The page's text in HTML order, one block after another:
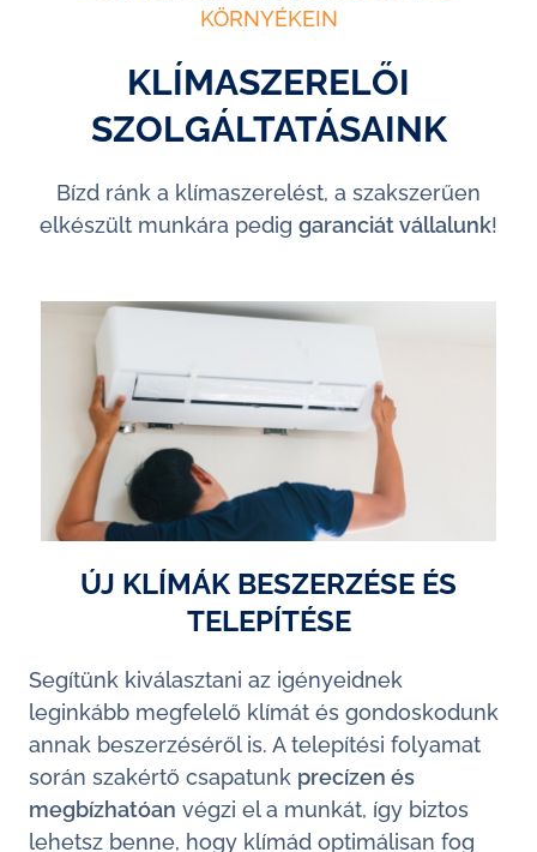
KÖRNYÉKEIN
KLÍMASZERELŐI
SZOLGÁLTATÁSAINK
Bízd ránk a klímaszerelést, a szakszerűen
elkészült munkára pedig garanciát vállalunk!
ÚJ KLÍMÁK BESZERZÉSE ÉS
TELEPÍTÉSE
Segítünk kiválasztani az igényeidnek
leginkább megfelelő klímát és gondoskodunk
annak beszerzéséről is. A telepítési folyamat
során szakértő csapatunk precízen és
megbízhatóan végzi el a munkát, így biztos
lehetsz benne, hogy klímád optimálisan fog